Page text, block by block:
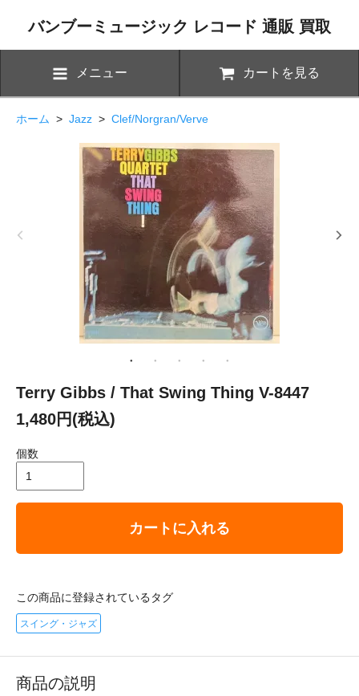
バンブーミュージック レコード 通販 買取
メニュー カートを見る
ホーム > Jazz > Clef/Norgran/Verve
Terry Gibbs / That Swing Thing V-8447
1,480円(税込)
個数
カートに入れる
この商品に登録されているタグ
スイング・ジャズ
商品の説明